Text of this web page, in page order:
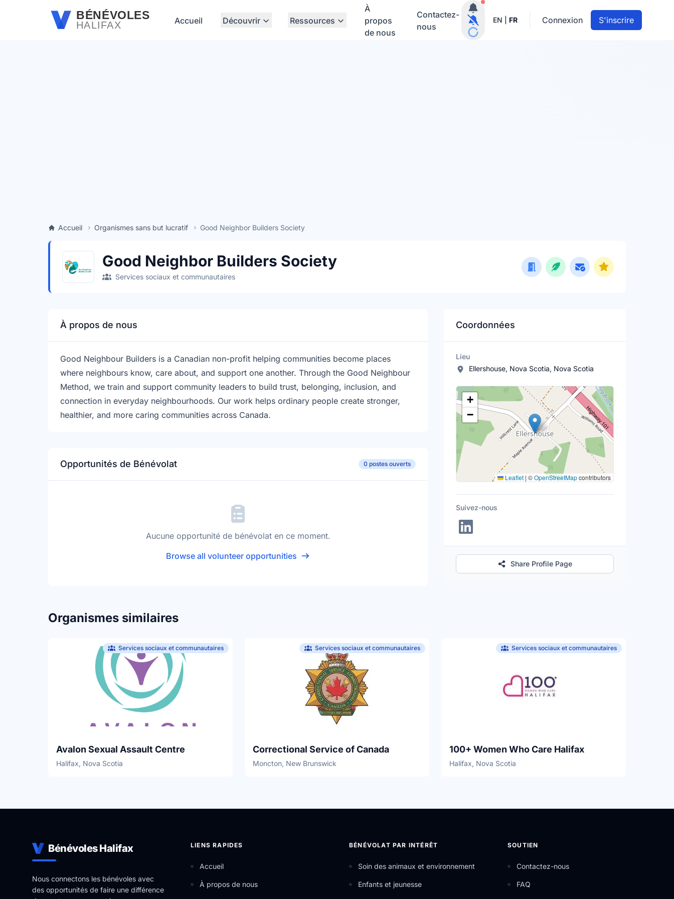
Passer au contenu principalBÉNÉVOLES
HALIFAX Accueil Découvrir Ressources
À
propos
de nous
Contactez-
nous
Notifications actives
EN FR Connexion S'inscrire
Accueil Organismes sans but lucratif Good Neighbor Builders Society
Good Neighbor Builders Society
Services sociaux et communautaires
À propos de nous
Good Neighbour Builders is a Canadian non-profit helping communities become places
where neighbours know, care about, and support one another. Through the Good Neighbour
Method, we train and support community leaders to build trust, belonging, inclusion, and
connection in everyday neighbourhoods. Our work helps ordinary people create stronger,
healthier, and more caring communities across Canada.
Opportunités de Bénévolat 0 postes ouverts
Aucune opportunité de bénévolat en ce moment.
Browse all volunteer opportunities
Coordonnées
Lieu
Ellershouse, Nova Scotia, Nova Scotia
Lieu
+
−
Leaflet | ©OpenStreetMapcontributors
Suivez-nous
Share Profile Page
Organismes similaires
Services sociaux et communautaires
Avalon Sexual Assault Centre
Halifax, Nova Scotia
Services sociaux et communautaires
Correctional Service of Canada
Moncton, New Brunswick
Services sociaux et communautaires
100+ Women Who Care Halifax
Halifax, Nova Scotia
Bénévoles Halifax
Nous connectons les bénévoles avec
des opportunités de faire une différence
LIENS RAPIDES
Accueil
À propos de nous
BÉNÉVOLAT PAR INTÉRÊT
Soin des animaux et environnement
Enfants et jeunesse
SOUTIEN
Contactez-nous
FAQ